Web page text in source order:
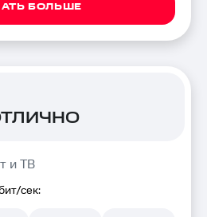
БОЛЬШЕ
и ТВ
сек: